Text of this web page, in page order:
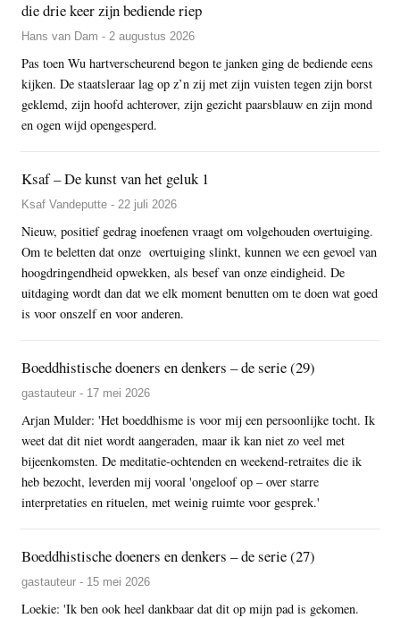
die drie keer zijn bediende riep
Hans van Dam - 2 augustus 2026
Pas toen Wu hartverscheurend begon te janken ging de bediende eens
kijken. De staatsleraar lag op z’n zij met zijn vuisten tegen zijn borst
geklemd, zijn hoofd achterover, zijn gezicht paarsblauw en zijn mond
en ogen wijd opengesperd.
Ksaf – De kunst van het geluk 1
Ksaf Vandeputte - 22 juli 2026
Nieuw, positief gedrag inoefenen vraagt om volgehouden overtuiging.
Om te beletten dat onze overtuiging slinkt, kunnen we een gevoel van
hoogdringendheid opwekken, als besef van onze eindigheid. De
uitdaging wordt dan dat we elk moment benutten om te doen wat goed
is voor onszelf en voor anderen.
Boeddhistische doeners en denkers – de serie (29)
gastauteur - 17 mei 2026
Arjan Mulder: 'Het boeddhisme is voor mij een persoonlijke tocht. Ik
weet dat dit niet wordt aangeraden, maar ik kan niet zo veel met
bijeenkomsten. De meditatie-ochtenden en weekend-retraites die ik
heb bezocht, leverden mij vooral 'ongeloof op – over starre
interpretaties en rituelen, met weinig ruimte voor gesprek.'
Boeddhistische doeners en denkers – de serie (27)
gastauteur - 15 mei 2026
Loekie: 'Ik ben ook heel dankbaar dat dit op mijn pad is gekomen.